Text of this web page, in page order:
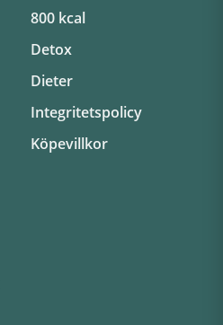
800 kcal
Detox
Dieter
Integritetspolicy
Köpevillkor